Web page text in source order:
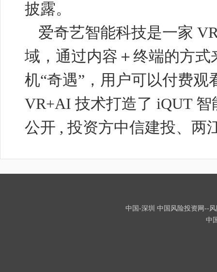
披露。
爱奇艺智能科技是一家
域，通过内容＋终端的方
机“奇遇”，用户可以付费观
VR+AI 技术打造了 iQUT 智
公开 , 投资方中信建投、两
中国-深圳 中国风险投资网--
中